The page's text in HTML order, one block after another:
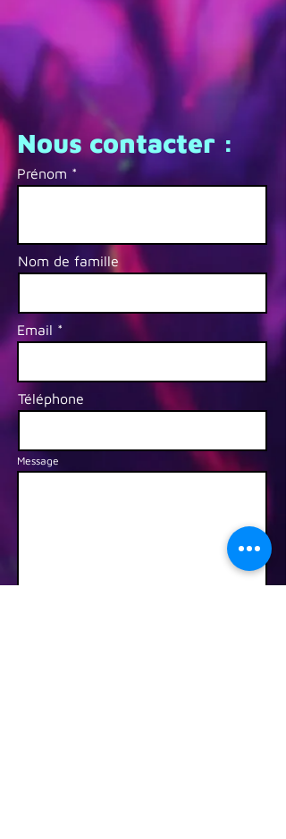
Prénom
Nom de famille
Email
Téléphone
Message
Nous contacter :